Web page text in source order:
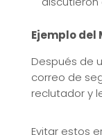
Ejemplo del
Después de
correo de
reclutador y
Evitar estos